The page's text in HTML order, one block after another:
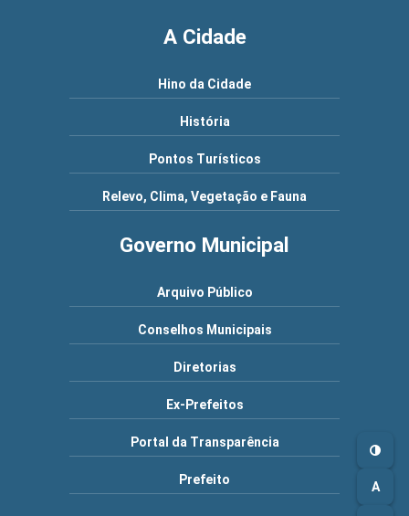
A
A Cidade
Hino da Cidade
História
Pontos Turísticos
Relevo, Clima, Vegetação e Fauna
Governo Municipal
Arquivo Público
Conselhos Municipais
Diretorias
Ex-Prefeitos
Portal da Transparência
Prefeito